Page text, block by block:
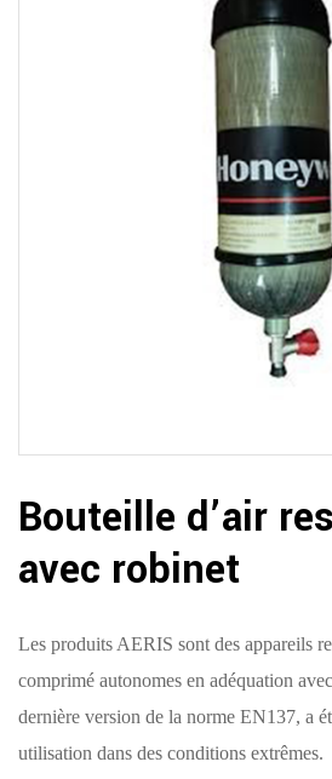
Bouteille d’air
avec robinet
Les produits AERIS sont des appareils
comprimé autonomes en adéquation
dernière version de la norme EN137, a
utilisation dans des conditions extrêmes.